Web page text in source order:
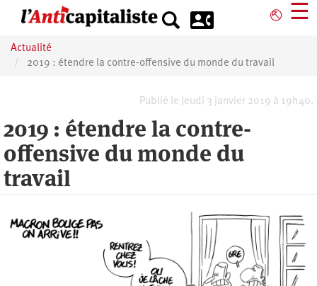
principal
⎋ ☰
Actualité
2019 : étendre la contre-offensive du monde du travail
Publié le Jeudi 3 janvier 2019 à 19h40.
2019 : étendre la contre-
offensive du monde du
travail